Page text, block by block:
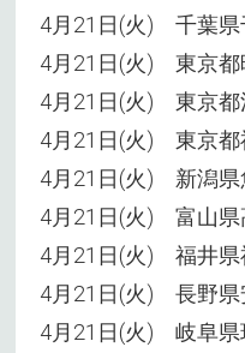
4月21日(火) 千葉県
4月21日(火) 東京都
4月21日(火) 東京都
4月21日(火) 東京都
4月21日(火) 新潟県
4月21日(火) 富山県
4月21日(火) 福井県
4月21日(火) 長野県
4月21日(火) 岐阜県